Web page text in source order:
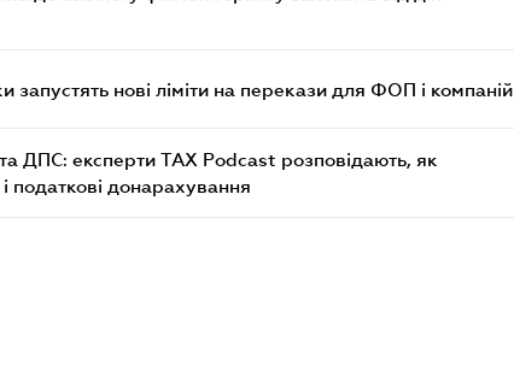
нові ліміти на перекази для ФОП і компаній
ДПС: експерти TAX Podcast розповідають, як
податкові донарахування